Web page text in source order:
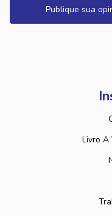
Publique sua
Livro A